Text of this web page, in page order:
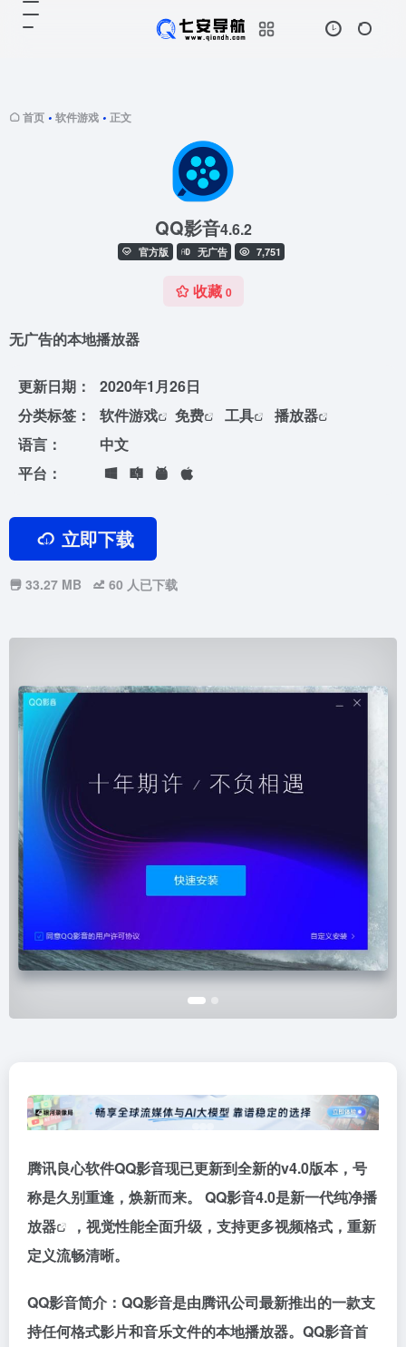
首页 • 软件游戏 • 正文
QQ影音4.6.2
官方版 无广告 7,751
收藏 0
无广告的本地播放器
更新日期：
2020年1月26日
分类标签：
软件游戏 免费 工具
播放器
语言：
中文
平台：
立即下载
33.27 MB 60 人已下载
腾讯良心软件QQ影音现已更新到全新的v4.0版本，号
称是久别重逢，焕新而来。 QQ影音4.0是新一代纯净播
放器
，视觉性能全面升级，支持更多视频格式，重新
定义流畅清晰。
QQ影音简介：QQ影音是由腾讯公司最新推出的一款支
持任何格式影片和音乐文件的本地播放器。QQ影音首